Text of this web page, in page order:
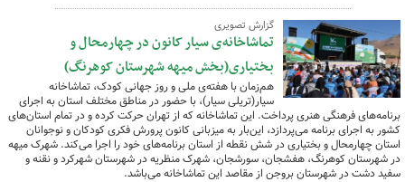
گزارش تصویری
تماشاخانه‌ی سیار کانون در چهارمحال و
بختیاری(بخش میهه شهرستان کوهرنگ)
هم‌زمان با هفته‌ی ملی و روز جهانی کودک، تماشاخانه
سیار(تریلی سیار)، با حضور در مناطق مختلف استان به اجرای
برنامه‌های فرهنگی هنری پرداخت. این تماشاخانه که از تهران حرکت کرده و در تمام استان‌های
کشور به اجرای برنامه می‌پردازد، این‌بار به میزبانی کانون پرورش فکری کودکان و نوجوانان
استان چهارمحال و بختیاری در شش نقطه از استان برنامه‌های خود را اجرا می‌کند. شهرک میهه
در شهرستان کوهرنگ، هفشجان، سورشجان، شهرک منظریه در شهرستان شهرکرد و نقنه و
سفید دشت در شهرستان بروجن از مقاصد این تماشاخانه می‌باشد.